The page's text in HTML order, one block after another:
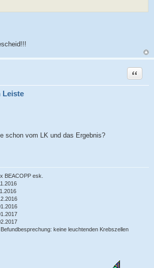
Leiste
Zitat
schon vom LK und das Ergebnis?
BEACOPP esk.
keine leuchtenden Krebszellen